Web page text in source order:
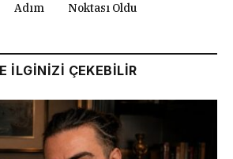
Adım
Noktası Oldu
İLGİNİZİ ÇEKEBİLİR